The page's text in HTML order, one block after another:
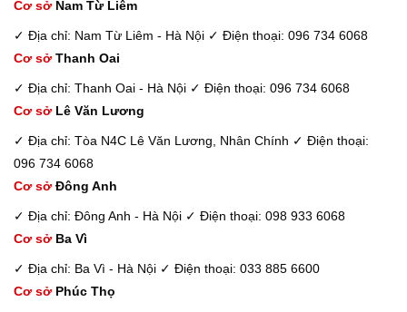
Cơ sở Nam Từ Liêm
✓ Địa chỉ: Nam Từ Liêm - Hà Nội ✓ Điện thoại: 096 734 6068
Cơ sở Thanh Oai
✓ Địa chỉ: Thanh Oai - Hà Nội ✓ Điện thoại: 096 734 6068
Cơ sở Lê Văn Lương
✓ Địa chỉ: Tòa N4C Lê Văn Lương, Nhân Chính ✓ Điện thoại:
096 734 6068
Cơ sở Đông Anh
✓ Địa chỉ: Đông Anh - Hà Nội ✓ Điện thoại: 098 933 6068
Cơ sở Ba Vì
✓ Địa chỉ: Ba Vì - Hà Nội ✓ Điện thoại: 033 885 6600
Cơ sở Phúc Thọ